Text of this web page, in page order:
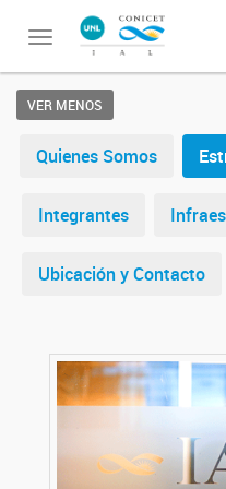
Toggle
VER MENOS
Quienes Somos
Integrantes
Ubicación y Contacto